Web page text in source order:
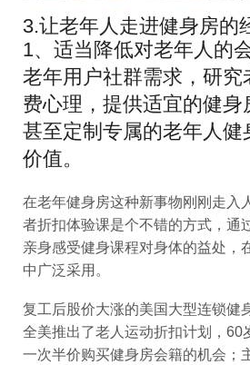
3.让老年人走进健身房的
1、适当降低对老年人的
老年用户社群需求，研究
费心理，提供适宜的健身
甚至定制专属的老年人健
价值。
在老年健身房这种新事物刚刚走入
者折扣体验课是个不错的方式，通
亲身感受健身课程对身体的益处，
中广泛采用。
复工后股价大涨的美国大型连锁健
全美推出了老人运动折扣计划，60
一次半价购买健身房会籍的机会；